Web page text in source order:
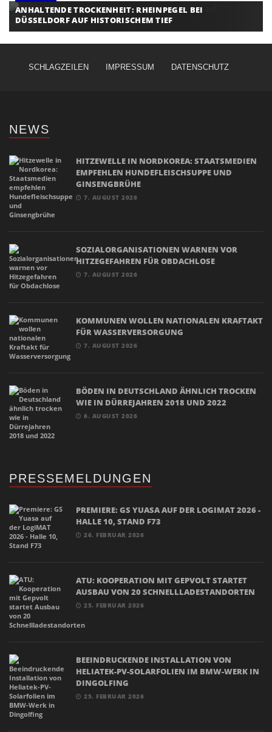
ANHALTENDE TROCKENHEIT: RHEINPEGEL BEI
DÜSSELDORF AUF HISTORISCHEM TIEF
SCHLAGZEILEN IMPRESSUM DATENSCHUTZ
NEWS
HITZEWELLE IN NORDKOREA: STAATSMEDIEN
EMPFEHLEN HUNDEFLEISCHSUPPE UND
GINSENGBRÜHE
7. AUGUST 2026
SOZIALORGANISATIONEN WARNEN VOR
HITZEGEFAHREN FÜR OBDACHLOSE
7. AUGUST 2026
KOMMUNEN WOLLEN NATIONALEN KRAFTAKT
FÜR WASSERVERSORGUNG
7. AUGUST 2026
BÖDEN IN DEUTSCHLAND ÄHNLICH TROCKEN
WIE IN DÜRREJAHREN 2018 UND 2022
6. AUGUST 2026
PRESSEMELDUNGEN
PREMIERE: GS YUASA AUF DER LOGIMAT 2026 -
HALLE 10, STAND F73
26. FEBRUAR 2026
ATU: KOOPERATION MIT GEPVOLT STARTET
AUSBAU VON 20 SCHNELLLADESTANDORTEN
25. FEBRUAR 2026
BEEINDRUCKENDE INSTALLATION VON
HELIATEK-PV-SOLARFOLIEN IM BMW-WERK IN
DINGOLFING
25. FEBRUAR 2026